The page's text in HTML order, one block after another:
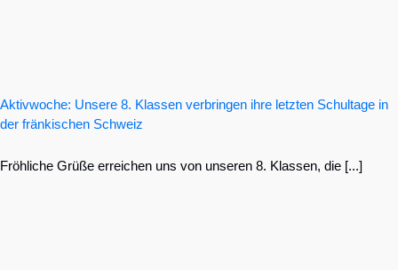
Aktivwoche: Unsere 8. Klassen verbringen ihre letzten Schultage in
der fränkischen Schweiz
Fröhliche Grüße erreichen uns von unseren 8. Klassen, die [...]